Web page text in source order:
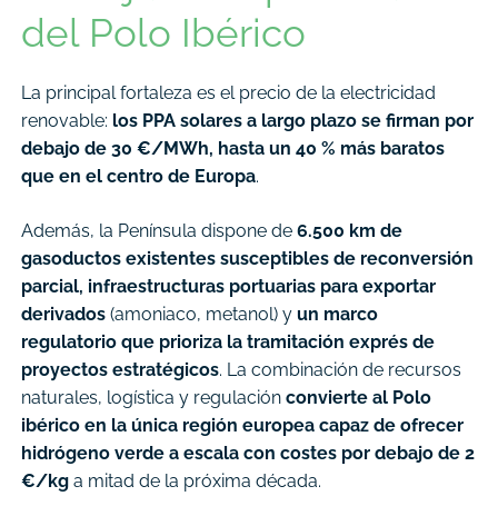
del Polo Ibérico
La principal fortaleza es el precio de la electricidad
renovable: los PPA solares a largo plazo se firman por
debajo de 30 €/MWh, hasta un 40 % más baratos
que en el centro de Europa.
Además, la Península dispone de 6.500 km de
gasoductos existentes susceptibles de reconversión
parcial, infraestructuras portuarias para exportar
derivados(amoniaco, metanol) y un marco
regulatorio que prioriza la tramitación exprés de
proyectos estratégicos. La combinación de recursos
naturales, logística y regulación convierte al Polo
ibérico en la única región europea capaz de ofrecer
hidrógeno verde a escala con costes por debajo de 2
€/kga mitad de la próxima década.